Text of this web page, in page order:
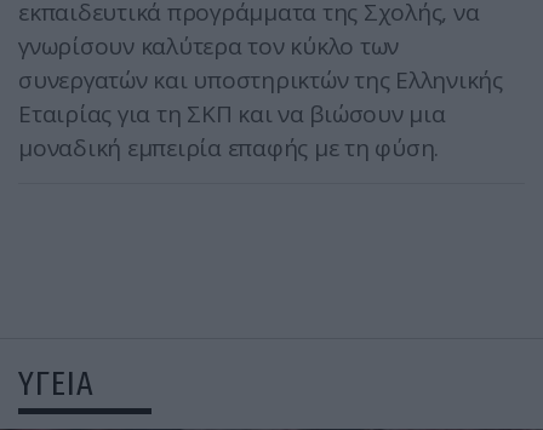
εκπαιδευτικά προγράμματα της Σχολής, να
γνωρίσουν καλύτερα τον κύκλο των
συνεργατών και υποστηρικτών της Ελληνικής
Εταιρίας για τη ΣΚΠ και να βιώσουν μια
μοναδική εμπειρία επαφής με τη φύση.
ΥΓΕΙΑ